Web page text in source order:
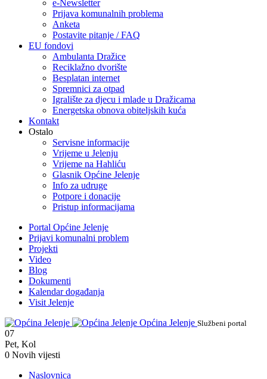
e-Newsletter
Prijava komunalnih problema
Anketa
Postavite pitanje / FAQ
EU fondovi
Ambulanta Dražice
Reciklažno dvorište
Besplatan internet
Spremnici za otpad
Igralište za djecu i mlade u Dražicama
Energetska obnova obiteljskih kuća
Kontakt
Ostalo
Servisne informacije
Vrijeme u Jelenju
Vrijeme na Hahliću
Glasnik Općine Jelenje
Info za udruge
Potpore i donacije
Pristup informacijama
Portal Općine Jelenje
Prijavi komunalni problem
Projekti
Video
Blog
Dokumenti
Kalendar događanja
Visit Jelenje
Općina Jelenje Službeni portal
07
Pet, Kol
0 Novih vijesti
Naslovnica